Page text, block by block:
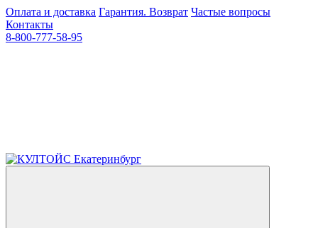
Оплата и доставка Гарантия. Возврат Частые вопросы
Контакты
8-800-777-58-95